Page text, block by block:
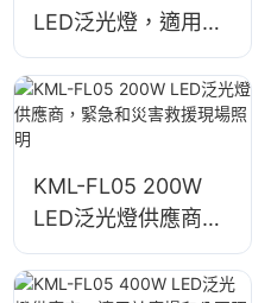
LED泛光燈，適用於
建築物外觀及施工現
場照明
KML-FL05 200W
LED泛光燈供應商，
緊急和災害救援現場
照明